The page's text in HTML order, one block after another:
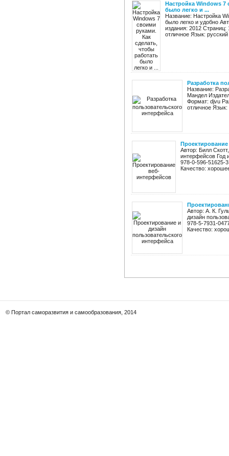
Настройка Windows 7
было легко и ...
Название: Настройка
было легко и удобно
издания: 2012
отличное Язык: русский
Разработка
Название:
Мандел
Формат: djvu
отличное
Автор: Билл
интерфейсов Год
978-0-596-51625-
Качество:
Автор: А. К.
дизайн
978-5-7931-
Качество:
© Портал саморазвития и самообразования, 2014